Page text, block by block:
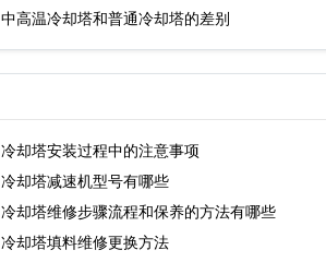
中高温冷却塔和普通冷却塔的差别
冷却塔安装过程中的注意事项
冷却塔减速机型号有哪些
冷却塔维修步骤流程和保养的方法有哪些
冷却塔填料维修更换方法